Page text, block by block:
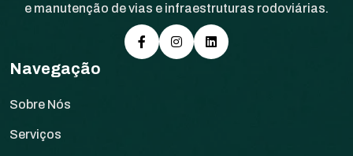
e manutenção de vias e infraestruturas rodoviárias.
Navegação
Sobre Nós
Serviços